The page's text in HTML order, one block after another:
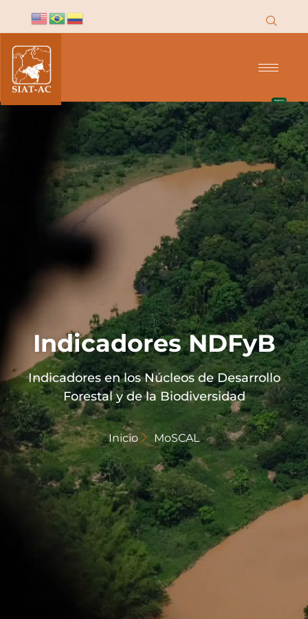
Indicadores
NDFyB
Indicadores NDFyB
Indicadores en los Núcleos de Desarrollo
Forestal y de la Biodiversidad
Inicio MoSCAL
Regresar